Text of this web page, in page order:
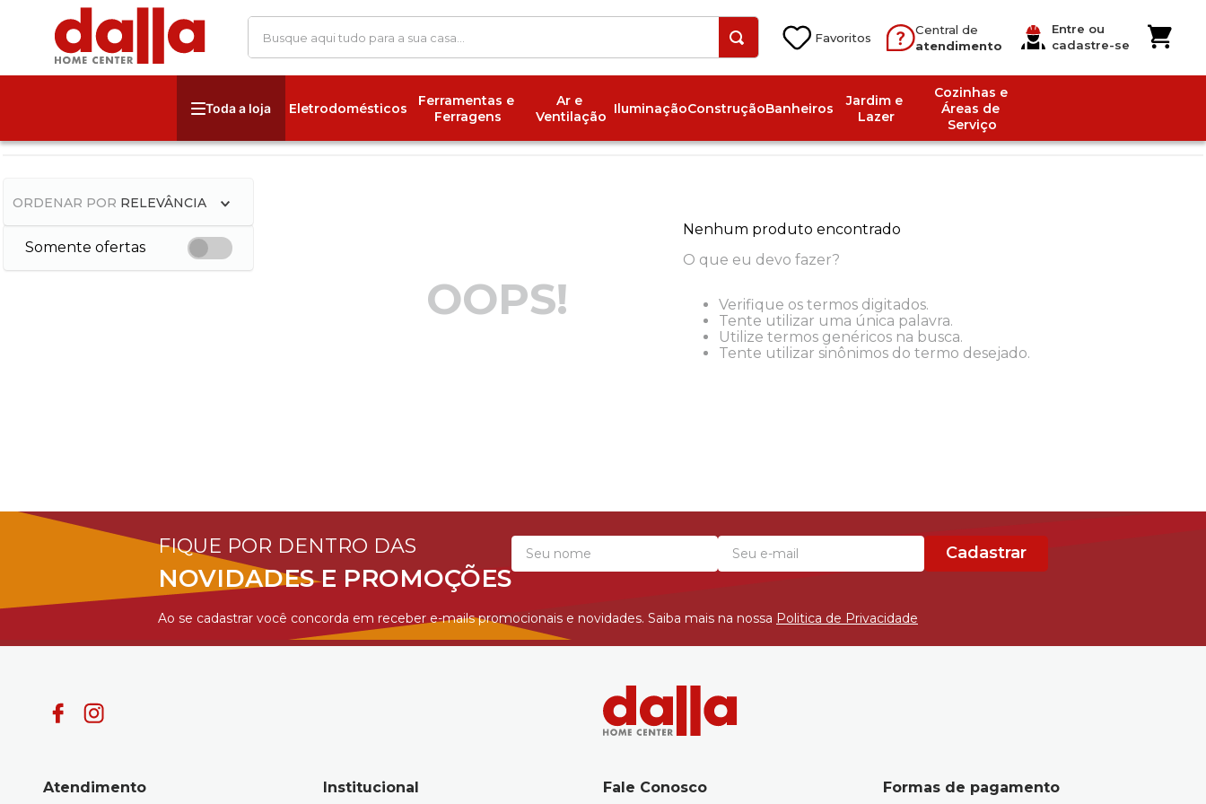
Busque aqui tudo para a sua casa...
Central de
atendimento
Entre ou
cadastre-se
Eletrodomésticos
Ferramentas e
Ferragens
Ar e
Ventilação IluminaçãoConstruçãoBanheiros
Jardim e
Lazer
Cozinhas e
Áreas de
Serviço
ORDENAR POR RELEVÂNCIA
Somente ofertas
OOPS!
Nenhum produto encontrado
O que eu devo fazer?
Verifique os termos digitados.
Tente utilizar uma única palavra.
Utilize termos genéricos na busca.
Tente utilizar sinônimos do termo desejado.
FIQUE POR DENTRO DAS
NOVIDADES E PROMOÇÕES
Ao se cadastrar você concorda em receber e-mails promocionais e novidades. Saiba mais na nossa Politica de Privacidade
Cadastrar
Atendimento Institucional Fale Conosco Formas de pagamento